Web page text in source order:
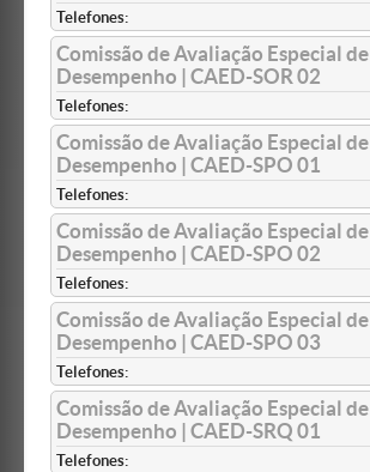
Telefones:
Comissão de Avaliação Especial de
Desempenho | CAED-SOR 02
Telefones:
Comissão de Avaliação Especial de
Desempenho | CAED-SPO 01
Telefones:
Comissão de Avaliação Especial de
Desempenho | CAED-SPO 02
Telefones:
Comissão de Avaliação Especial de
Desempenho | CAED-SPO 03
Telefones:
Comissão de Avaliação Especial de
Desempenho | CAED-SRQ 01
Telefones: